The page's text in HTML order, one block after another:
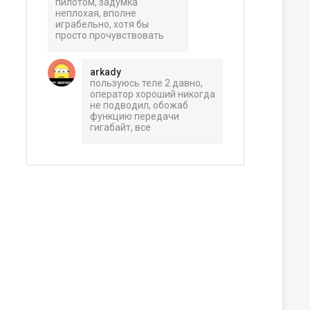
неплохая, вполне
играбельно, хотя бы
просто прочувствовать
arkady
пользуюсь теле 2 давно,
оператор хороший никогда
не подводил, обожаб
функцию передачи
гигабайт, все